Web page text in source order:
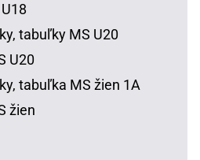
tabuľky MS U20
U20
tabuľka MS žien 1A
žien